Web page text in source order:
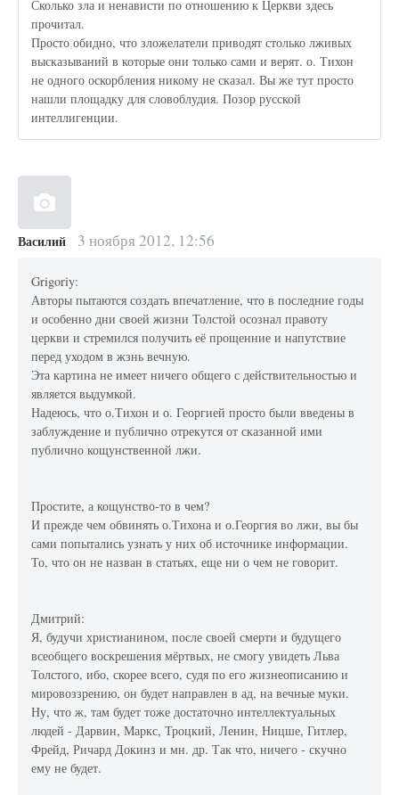
Сколько зла и ненависти по отношению к Церкви здесь
прочитал.
Просто обидно, что зложелатели приводят столько лживых
высказываний в которые они только сами и верят. о. Тихон
не одного оскорбления никому не сказал. Вы же тут просто
нашли площадку для словоблудия. Позор русской
интеллигенции.
Василий 3 ноября 2012, 12:56
Grigoriy:
Авторы пытаются создать впечатление, что в последние годы
и особенно дни своей жизни Толстой осознал правоту
церкви и стремился получить её прощенние и напутствие
перед уходом в жзнь вечную.
Эта картина не имеет ничего общего с действительностью и
является выдумкой.
Надеюсь, что о.Тихон и о. Георгией просто были введены в
заблуждение и публично отрекутся от сказанной ими
публично кощунственной лжи.
Простите, а кощунство-то в чем?
И прежде чем обвинять о.Тихона и о.Георгия во лжи, вы бы
сами попытались узнать у них об источнике информации.
То, что он не назван в статьях, еще ни о чем не говорит.
Дмитрий:
Я, будучи христианином, после своей смерти и будущего
всеобщего воскрешения мёртвых, не смогу увидеть Льва
Толстого, ибо, скорее всего, судя по его жизнеописанию и
мировоззрению, он будет направлен в ад, на вечные муки.
Ну, что ж, там будет тоже достаточно интеллектуальных
людей - Дарвин, Маркс, Троцкий, Ленин, Ницше, Гитлер,
Фрейд, Ричард Докинз и мн. др. Так что, ничего - скучно
ему не будет.